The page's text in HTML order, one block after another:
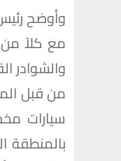
وأوضح
مع كلاً من
والشوادر
من قبل
سيارات
بالمنطقة